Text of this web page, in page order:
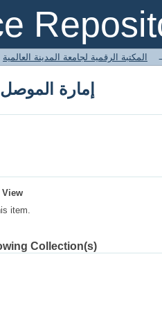
إمارة
E-Books المكتبة الرقمية لجامعة المدينة العالمية
إمارة
View
item.
Collection(s)